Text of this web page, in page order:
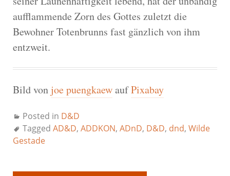
aufflammende Zorn des Gottes zuletzt die
Bewohner Totenbrunns fast gänzlich von ihm
entzweit.
Bild von joe puengkaewaufPixabay
Posted in D&D
Tagged AD&D, ADDKON, ADnD, D&D, dnd, Wilde
Gestade